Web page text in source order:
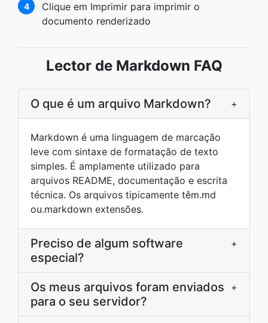
4
Clique em Imprimir para imprimir o
documento renderizado
Lector de Markdown FAQ
O que é um arquivo Markdown? +
Markdown é uma linguagem de marcação
leve com sintaxe de formatação de texto
simples. É amplamente utilizado para
arquivos README, documentação e escrita
técnica. Os arquivos tipicamente têm.md
ou.markdown extensões.
Preciso de algum software
especial?
+
Os meus arquivos foram enviados
para o seu servidor?
+